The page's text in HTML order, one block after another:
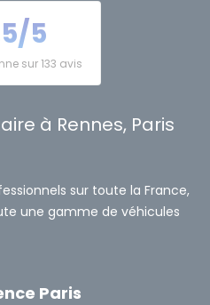
5
sur 133 avis
à Rennes, Paris
sur toute la France,
une gamme de véhicules
Paris